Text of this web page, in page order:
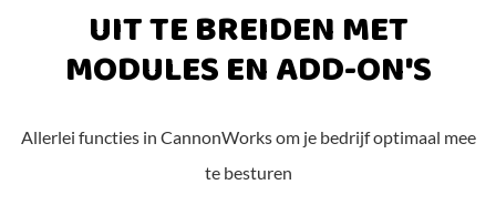
UIT TE BREIDEN MET
MODULES EN ADD-ON'S
Allerlei functies in CannonWorks om je bedrijf optimaal mee
te besturen